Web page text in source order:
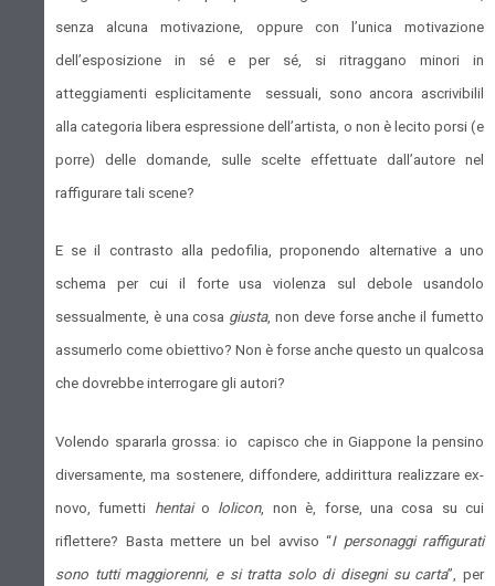
senza alcuna motivazione, oppure con l’unica motivazione
dell’esposizione in sé e per sé, si ritraggano minori in
atteggiamenti esplicitamente sessuali, sono ancora ascrivibilil
alla categoria libera espressione dell’artista, o non è lecito porsi (e
porre) delle domande, sulle scelte effettuate dall’autore nel
raffigurare tali scene?
E se il contrasto alla pedofilia, proponendo alternative a uno
schema per cui il forte usa violenza sul debole usandolo
sessualmente, è una cosa giusta, non deve forse anche il fumetto
assumerlo come obiettivo? Non è forse anche questo un qualcosa
che dovrebbe interrogare gli autori?
Volendo spararla grossa: io capisco che in Giappone la pensino
diversamente, ma sostenere, diffondere, addirittura realizzare ex-
novo, fumetti hentaio lolicon, non è, forse, una cosa su cui
riflettere? Basta mettere un bel avviso “I personaggi raffigurati
sono tutti maggiorenni, e si tratta solo di disegni su carta”, per